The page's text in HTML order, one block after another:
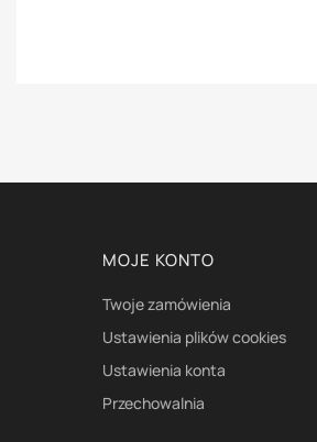
Linki w stopce
MOJE KONTO
Twoje zamówienia
Ustawienia plików cookies
Ustawienia konta
Przechowalnia